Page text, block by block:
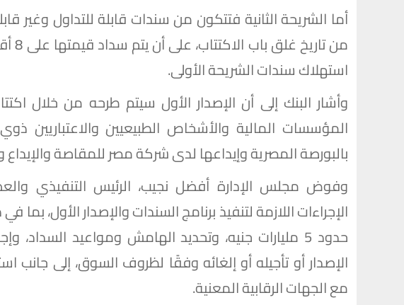
استهلاك سندات الشريحة الأولى.
وأشار البنك إلى أن الإصدار الأول سيتم طرحه من خلال
المؤسسات المالية والأشخاص الطبيعيين والاعتباريين
بالبورصة المصرية وإيداعها لدى شركة مصر للمقاصة والإيداع
وفوض مجلس الإدارة أفضل نجيب، الرئيس التنفيذي
الإجراءات اللازمة لتنفيذ برنامج السندات والإصدار الأول، بما
حدود 5 مليارات جنيه، وتحديد الهامش ومواعيد
الإصدار أو تأجيله أو إلغائه وفقًا لظروف السوق، إلى جانب
مع الجهات الرقابية المعنية.